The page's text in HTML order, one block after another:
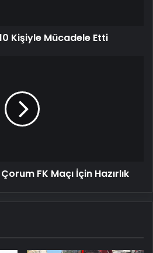
Kişiyle Mücadele Etti
FK Maçı İçin Hazırlık